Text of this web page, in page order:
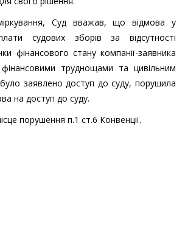
Суд вважав, що відмова у
судових зборів за відсутності
фінансового стану компанії-заявника
труднощами та цивільним
заявлено доступ до суду, порушила
на доступ до суду.
порушення п.1 ст.6 Конвенції.